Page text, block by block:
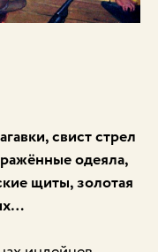
свист стрел
одеяла,
щиты, золотая